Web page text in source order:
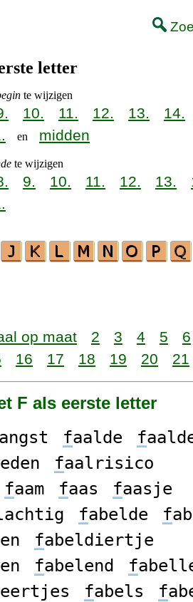
letter
te wijzigen
10. 11. 12. 13. 14.
en midden
te wijzigen
9. 10. 11. 12. 13.
op maat 2 3 4 5 6
16 17 18 19 20 21
F als eerste letter
faalde f
faalrisico
faam faas faasje
fabelde f
fabeldiertje
fabelend f
fabels f